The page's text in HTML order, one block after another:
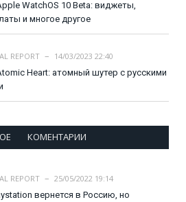
WatchOS 10 Beta: виджеты,
и многое другое
REPORT
14/03/2023 22:40
Heart: атомный шутер с русскими
КОМЕНТАРИИ
REPORT
25/05/2022 19:14
вернется в Россию, но